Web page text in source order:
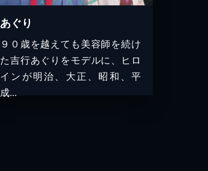
あぐり
９０歳を越えても美容師を続け
た吉行あぐりをモデルに、ヒロ
インが明治、大正、昭和、平
成...